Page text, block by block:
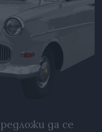
да се